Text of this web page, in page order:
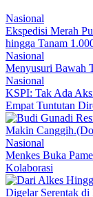
Nasional
Ekspedisi Merah
hingga Tanam
Nasional
Menyusuri Bawah
Nasional
KSPI: Tak Ada
Empat Tuntutan
Nasional
Menkes Buka
Kolaborasi